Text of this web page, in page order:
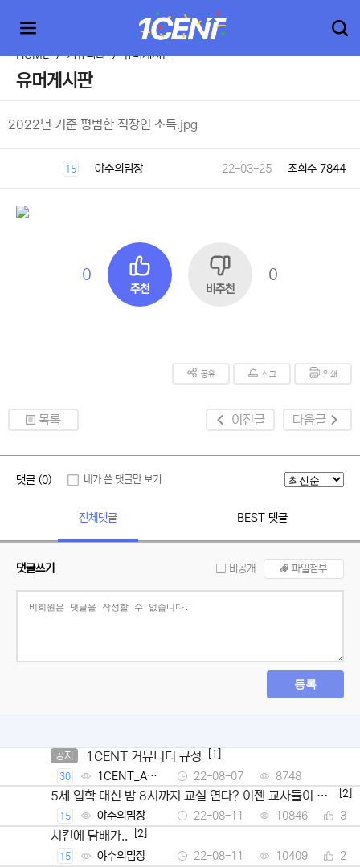
HOME > 커뮤니티 > 유머게시판
유머게시판
2022년 기준 평범한 직장인 소득.jpg
15 야수의밈장 22-03-25 조회수 7844
0
추천 비추천
0
공유 신고 인쇄
목록 이전글 다음글
댓글 (0) 내가 쓴 댓글만 보기
전체댓글 BEST 댓글
댓글쓰기 비공개 파일첨부
등록
공지 1CENT 커뮤니티 규정 [1]
30
1CENT_Ad
min
22-08-07 8748
5세 입학 대신 밤 8시까지 교실 연다? 이젠 교사들이 뿔
났다
[2]
15 야수의밈장 22-08-11 10846 3
치킨에 담배가.. [2]
15 야수의밈장 22-08-11 10409 2